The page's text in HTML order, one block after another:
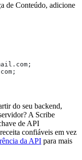
de Conteúdo, adicione
do seu backend,
A Scribe
de API
confiáveis em vez
da API para mais